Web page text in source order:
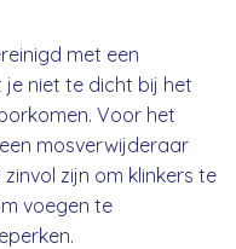
met een
niet te dicht bij het
Voor het
mosverwijderaar
zijn om klinkers te
voegen te